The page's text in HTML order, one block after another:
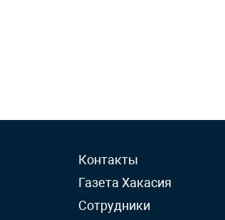
Контакты
Газета Хакасия
Сотрудники